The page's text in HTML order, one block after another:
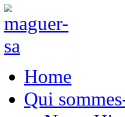
Home
Qui